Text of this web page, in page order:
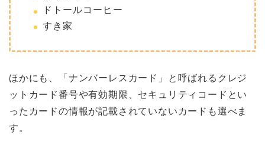
ドトールコーヒー
すき家
ほかにも、「ナンバーレスカード」と呼ばれるクレジ
ットカード番号や有効期限、セキュリティコードとい
ったカードの情報が記載されていないカードも選べま
す。